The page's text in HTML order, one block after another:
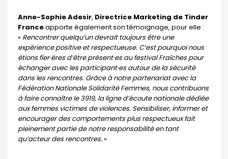
Anne-Sophie Adesir, Directrice Marketing de Tinder
Franceapporte également son témoignage, pour elle :
« Rencontrer quelqu’un devrait toujours être une
expérience positive et respectueuse. C’est pourquoi nous
étions fier·ères d’être présent·es au festival Fraîches pour
échanger avec les participant·es autour de la sécurité
dans les rencontres. Grâce à notre partenariat avec la
Fédération Nationale Solidarité Femmes, nous contribuons
à faire connaître le 3919, la ligne d’écoute nationale dédiée
aux femmes victimes de violences. Sensibiliser, informer et
encourager des comportements plus respectueux fait
pleinement partie de notre responsabilité en tant
qu’acteur des rencontres. »